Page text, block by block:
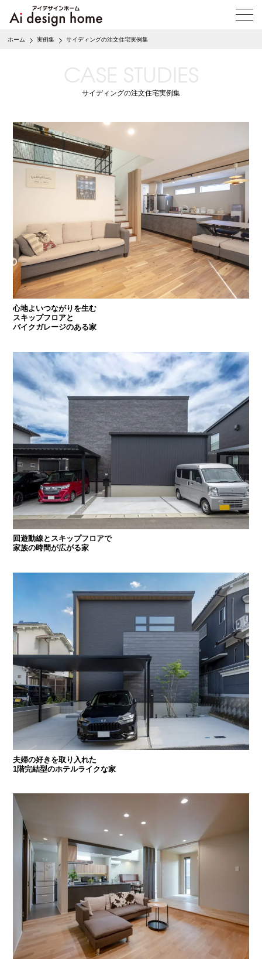
メ
ニ
ホーム 実例集 サイディングの注文住宅実例集
CASE STUDIES
サイディングの注文住宅実例集
心地よいつながりを生む
スキップフロアと
バイクガレージのある家
回遊動線とスキップフロアで
家族の時間が広がる家
夫婦の好きを取り入れた
1階完結型のホテルライクな家